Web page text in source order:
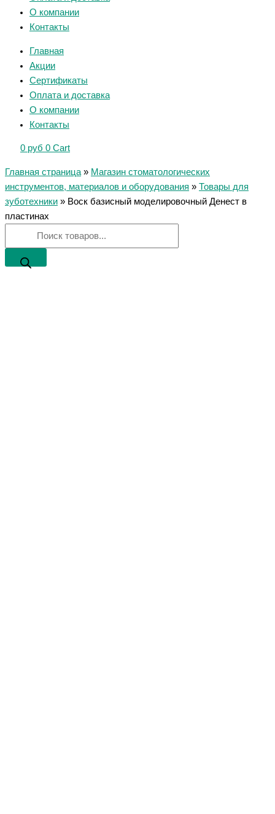
О компании
Контакты
Главная
Акции
Сертификаты
Оплата и доставка
О компании
Контакты
0 руб 0 Cart
Главная страница » Магазин стоматологических
инструментов, материалов и оборудования » Товары для
зуботехники » Воск базисный моделировочный Денест в
пластинах